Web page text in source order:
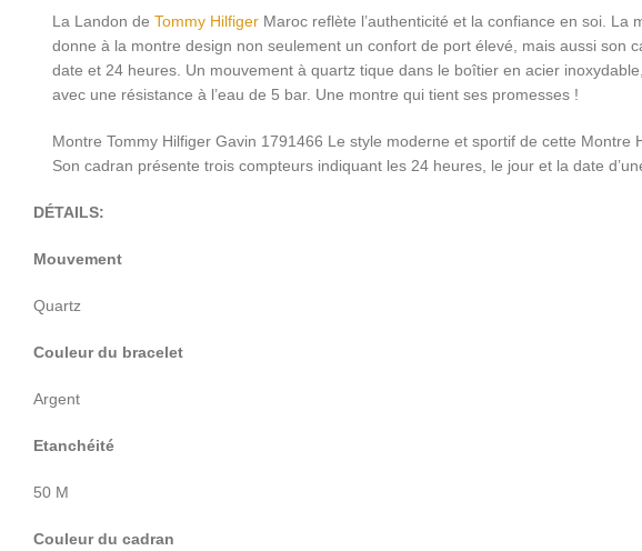
La Landon de Tommy Hilfiger Maroc reflète l’authenticité et la confiance en soi. La
donne à la montre design non seulement un confort de port élevé, mais aussi son
date et 24 heures. Un mouvement à quartz tique dans le boîtier en acier
avec une résistance à l’eau de 5 bar. Une montre qui tient ses promesses !
Montre Tommy Hilfiger Gavin 1791466 Le style moderne et sportif de cette
Son cadran présente trois compteurs indiquant les 24 heures, le jour et la date
DÉTAILS:
Mouvement
Quartz
Couleur du bracelet
Argent
Etanchéité
50 M
Couleur du cadran